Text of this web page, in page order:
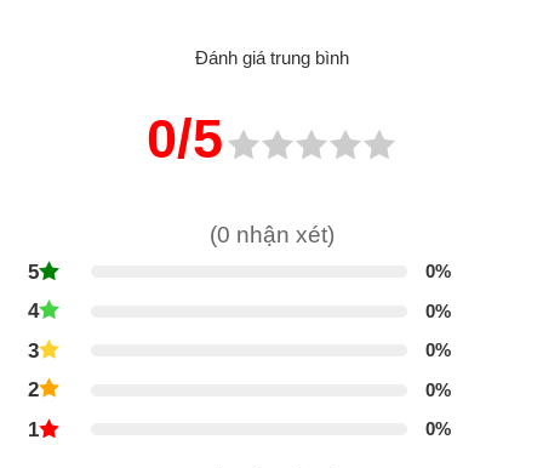
Đánh giá trung bình
0/5
(0 nhận xét)
5 0%
4 0%
3 0%
2 0%
1 0%